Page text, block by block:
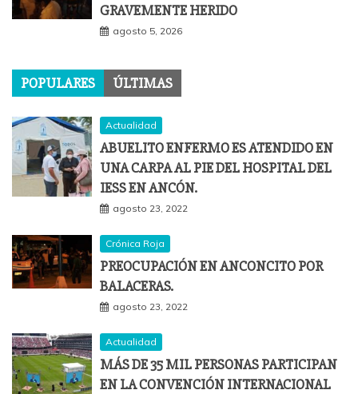
GRAVEMENTE HERIDO
agosto 5, 2026
POPULARES ÚLTIMAS
Actualidad
ABUELITO ENFERMO ES ATENDIDO EN
UNA CARPA AL PIE DEL HOSPITAL DEL
IESS EN ANCÓN.
agosto 23, 2022
Crónica Roja
PREOCUPACIÓN EN ANCONCITO POR
BALACERAS.
agosto 23, 2022
Actualidad
MÁS DE 35 MIL PERSONAS PARTICIPAN
EN LA CONVENCIÓN INTERNACIONAL